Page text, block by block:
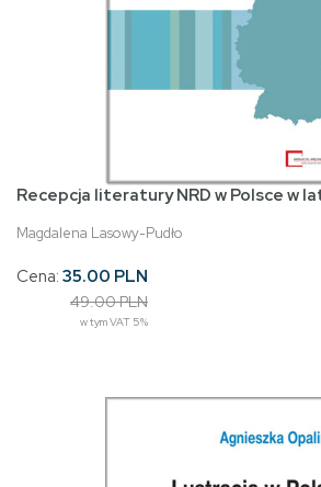
Recepcja literatury NRD w Polsce w
Magdalena Lasowy-Pudło
Cena: 35.00 PLN
49.00 PLN
w tym VAT 5%